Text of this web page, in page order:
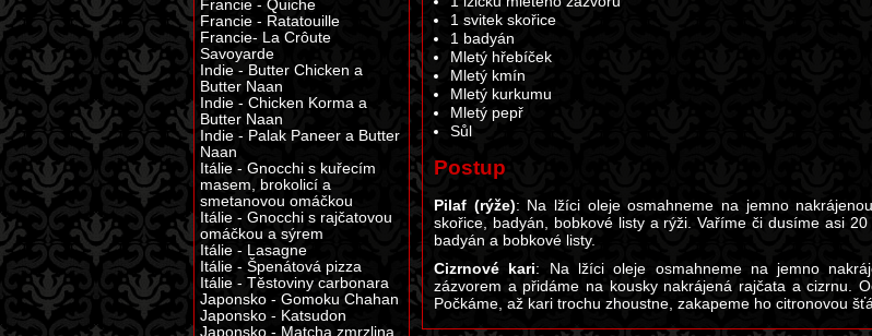
1 svitek skořice
1 badyán
Mletý hřebíček
Mletý kmín
Mletý kurkumu
Mletý pepř
Sůl
Postup
Pilaf (rýže): Na lžíci oleje osmahneme na jemno
skořice, badyán, bobkové listy a rýži. Vaříme či dusíme asi
badyán a bobkové listy.
Cizrnové kari: Na lžíci oleje osmahneme na jemno
zázvorem a přidáme na kousky nakrájená rajčata a cizrnu.
Počkáme, až kari trochu zhoustne, zakapeme ho citronovou
Francie - Quiche
Francie - Ratatouille
Francie- La Crôute
Savoyarde
Indie - Butter Chicken a
Butter Naan
Indie - Chicken Korma a
Butter Naan
Indie - Palak Paneer a Butter
Naan
Itálie - Gnocchi s kuřecím
masem, brokolicí a
smetanovou omáčkou
Itálie - Gnocchi s rajčatovou
omáčkou a sýrem
Itálie - Lasagne
Itálie - Špenátová pizza
Itálie - Těstoviny carbonara
Japonsko - Gomoku Chahan
Japonsko - Katsudon
Japonsko - Matcha zmrzlina